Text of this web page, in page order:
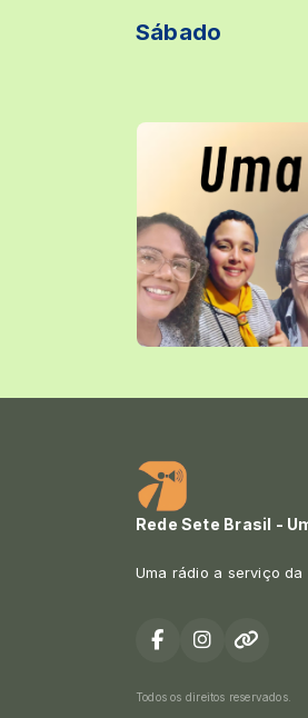
Sábado
Rede Sete Brasil -
Uma rádio a serviço da
Todos os direitos reservados.